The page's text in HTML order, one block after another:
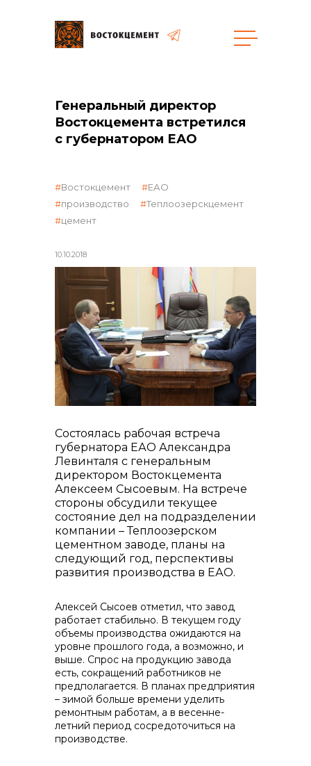
общая информация
объявленные закупки
реализация неликвидов
контакты отдела закупок
Контакты
+7 (423) 234 50 50
info@vostokcement.ru
Генеральный директор
Востокцемента встретился
с губернатором ЕАО
10.10.2018
Востокцемент
ЕАО
производство
Теплоозерскцемент
цемент
Состоялась рабочая встреча
губернатора ЕАО Александра
Левинталя с генеральным
директором Востокцемента
Алексеем Сысоевым. На встрече
стороны обсудили текущее
состояние дел на подразделении
компании – Теплоозерском
цементном заводе, планы на
следующий год, перспективы
развития производства в ЕАО.
Алексей Сысоев отметил, что завод
работает стабильно. В текущем году
объемы производства ожидаются на
уровне прошлого года, а возможно, и
выше. Спрос на продукцию завода
есть, сокращений работников не
предполагается. В планах предприятия
– зимой больше времени уделить
ремонтным работам, а в весенне-
летний период сосредоточиться на
производстве.